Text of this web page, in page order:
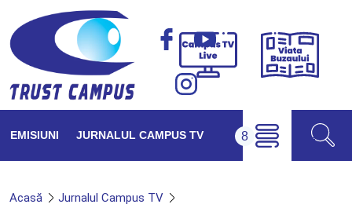
Campus
Viața
EMISIUNI JURNALUL CAMPUS TV
Acasă Jurnalul Campus TV